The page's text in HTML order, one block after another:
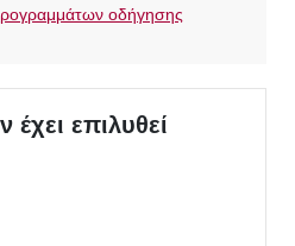
οδήγησης
επιλυθεί